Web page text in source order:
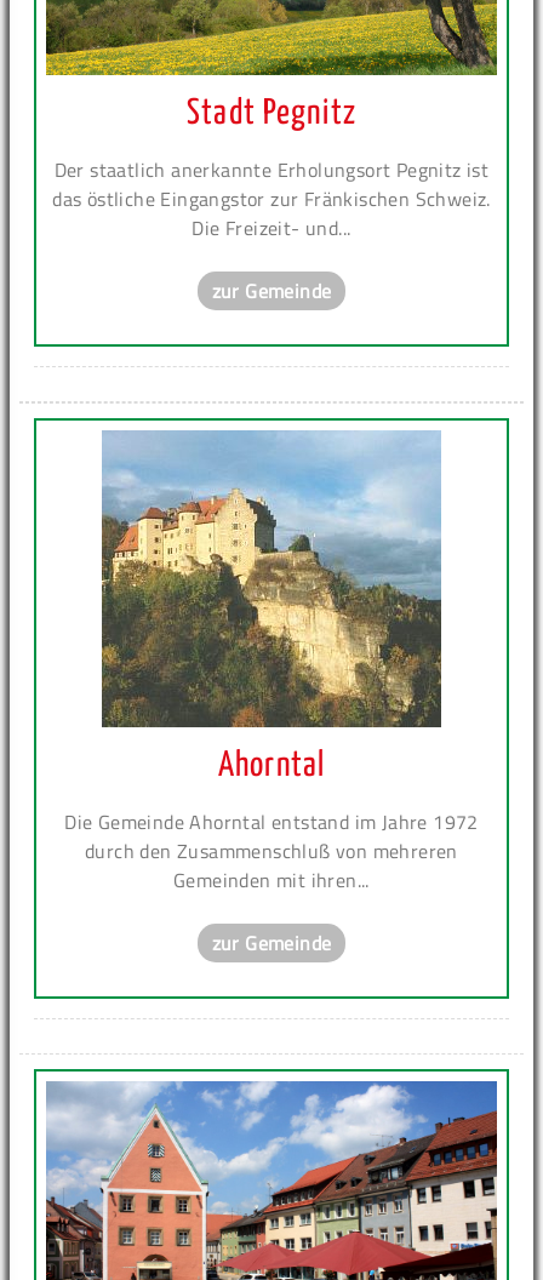
Stadt Pegnitz
Der staatlich anerkannte Erholungsort Pegnitz ist
das östliche Eingangstor zur Fränkischen Schweiz.
Die Freizeit- und...
zur Gemeinde
Ahorntal
Die Gemeinde Ahorntal entstand im Jahre 1972
durch den Zusammenschluß von mehreren
Gemeinden mit ihren...
zur Gemeinde